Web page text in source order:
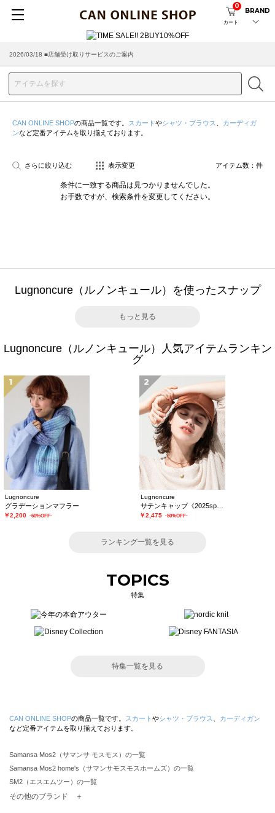
カート
0
BRAND
2026/03/18 ■店舗受け取りサービスのご案内
CAN ONLINE SHOPの商品一覧です。 スカート やシャツ・ブラウス
カーディガ
ンなど定番アイテムを取り揃えております。
さらに絞り込む 表示変更 アイテム数： 件
条件に一致する商品は見つかりませんでした。
お手数ですが、検索条件を変更してください。
Lugnoncure（ルノンキュール）を使ったスナップ
もっと見る
Lugnoncure（ルノンキュール）人気アイテムランキン
グ
1
Lugnoncure
グラデーションマフラー
￥2,200 -60%OFF-
2
Lugnoncure
￥2,475 -50%OFF-
ランキング一覧を見る
TOPICS
特集
特集一覧を見る
CAN ONLINE SHOPの商品一覧です。 スカート やシャツ・ブラウス
カーディガン
など定番アイテムを取り揃えております。
Samansa Mos2（サマンサ モスモス）の一覧
Samansa Mos2 home's（サマンサモスモスホームズ）の一覧
SM2（エスエムツー）の一覧
TSUHARU by Samansa Mos2（ツハルバイサマンサモスモス）の一覧
その他のブランド ＋